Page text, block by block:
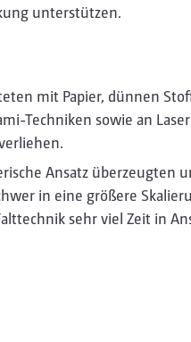
unterstützen.
mit Papier, dünnen
Techniken sowie an
Ansatz überzeugten
in eine größere
sehr viel Zeit in